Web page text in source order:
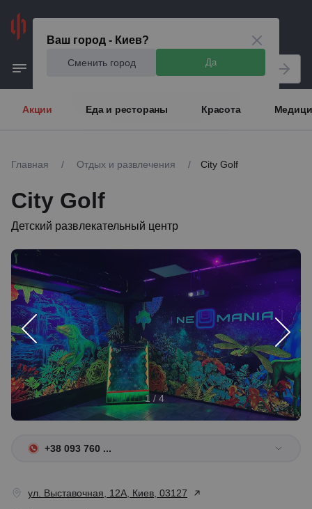
Ваш город - Киев?
Сменить город Да
Акции Еда и рестораны Красота
Главная / Отдых и развлечения / City Golf
City Golf
Детский развлекательный центр
1 / 4
+38 093 760 ...
ул. Выставочная, 12А, Киев, 03127